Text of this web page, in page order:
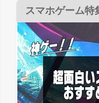
スマホゲーム特